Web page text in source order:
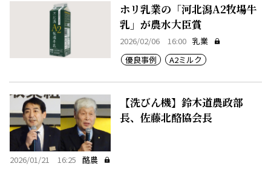
ホリ乳業の「河北潟A2牧場牛
乳」が農水大臣賞
2026/02/06 16:00 乳業
優良事例
A2ミルク
【洗びん機】鈴木道農政部
長、佐藤北酪協会長
2026/01/21 16:25 酪農